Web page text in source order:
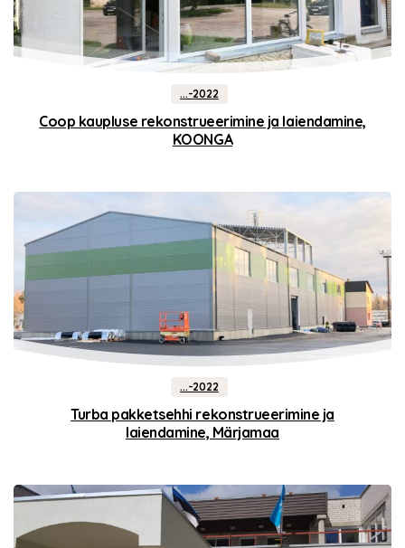
...-2022
Coop kaupluse rekonstrueerimine ja laiendamine,
KOONGA
...-2022
Turba pakketsehhi rekonstrueerimine ja
laiendamine, Märjamaa